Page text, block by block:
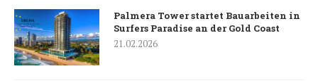
Palmera Tower startet Bauarbeiten in
Surfers Paradise an der Gold Coast
21.02.2026